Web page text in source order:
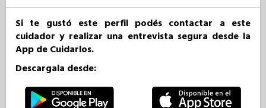
Si te gustó este perfil podés contactar a este
cuidador y realizar una entrevista segura desde la
App de Cuidarlos.
Descargala desde: